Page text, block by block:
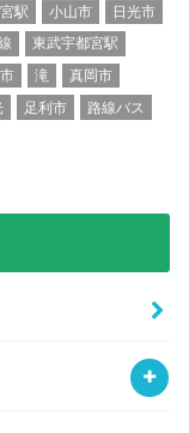
駅 小山市
日光市
東武宇都宮駅
滝
真岡市
足利市
路線バス